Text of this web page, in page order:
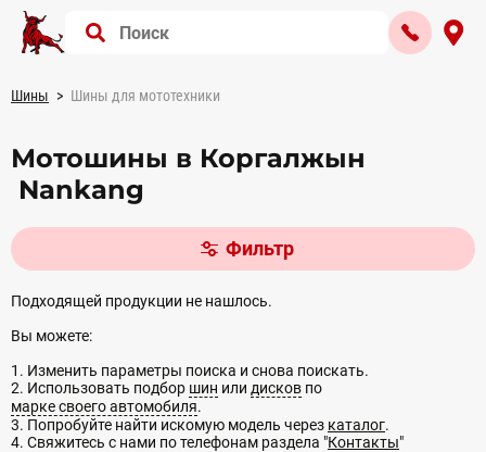
Шины Шины для мототехники
Мотошины в Коргалжын
Nankang
Фильтр
Подходящей продукции не нашлось.
Вы можете:
1. Изменить параметры поиска и снова поискать.
2. Использовать подбор шин или дисков по
марке своего автомобиля.
3. Попробуйте найти искомую модель через каталог.
4. Свяжитесь с нами по телефонам раздела "Контакты"